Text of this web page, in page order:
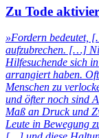
Zu Tode
»Fordern bedeutet,
aufzubrechen. […]
Hilfesuchende sich
arrangiert haben.
Menschen zu
und öfter noch sind
Maß an Druck und
Leute in Bewegung